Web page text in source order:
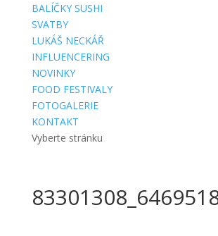
BALÍČKY SUSHI
SVATBY
LUKÁŠ NECKÁŘ
INFLUENCERING
NOVINKY
FOOD FESTIVALY
FOTOGALERIE
KONTAKT
Vyberte stránku